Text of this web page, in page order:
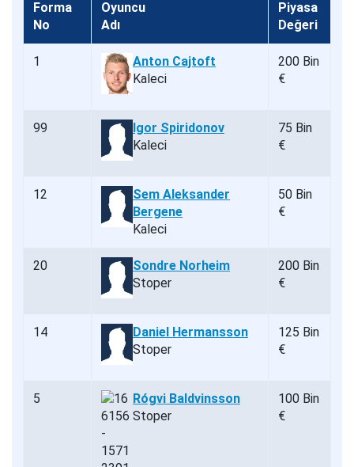
Forma
No
Oyuncu
Adı
Piyasa
Değeri
1
Anton Cajtoft
Kaleci
200 Bin
€
99
Igor Spiridonov
Kaleci
75 Bin
€
12
Sem Aleksander
Bergene
Kaleci
50 Bin
€
20
Sondre Norheim
Stoper
200 Bin
€
14
Daniel Hermansson
Stoper
125 Bin
€
5
Rógvi Baldvinsson
Stoper
100 Bin
€